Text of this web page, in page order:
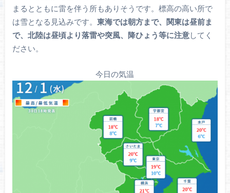
まるとともに雷を伴う所もありそうです。標高の高い所で
は雪となる見込みです。 東海では朝方まで、関東は昼前ま
で、北陸は昼頃より落雷や突風、降ひょう等に注意してく
ださい。
今日の気温